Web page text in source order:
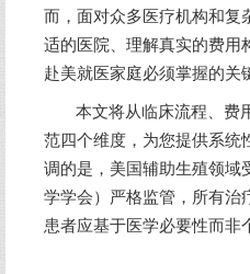
而，面对众多医疗机构和复
适的医院、理解真实的费用
赴美就医家庭必须掌握的关
本文将从临床流程、费
范四个维度，为您提供系统
调的是，美国辅助生殖领域
学学会）严格监管，所有治
患者应基于医学必要性而非